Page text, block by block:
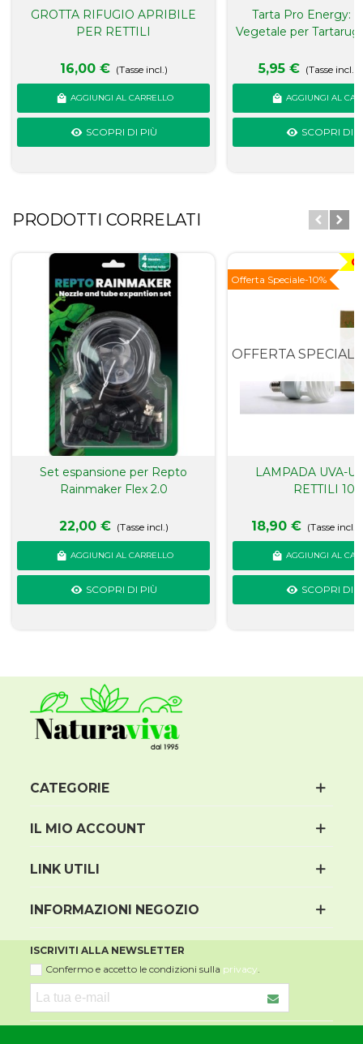
GROTTA RIFUGIO APRIBILE
PER RETTILI
16,00 € (Tasse incl.)
AGGIUNGI AL CARRELLO
SCOPRI DI PIÙ
Tarta Pro Energy:
Vegetale per
5,95 € (Tasse incl.)
AGGIUNGI AL
SCOPRI DI
PRODOTTI CORRELATI
Set espansione per Repto
Rainmaker Flex 2.0
22,00 € (Tasse incl.)
AGGIUNGI AL CARRELLO
SCOPRI DI PIÙ
Offerta Speciale-10%
OFFERTA
LAMPADA UVA-
RETTILI
18,90 € (Tasse incl.)
AGGIUNGI AL
SCOPRI DI
CATEGORIE
IL MIO ACCOUNT
LINK UTILI
INFORMAZIONI NEGOZIO
ISCRIVITI ALLA NEWSLETTER
Confermo e accetto le condizioni sulla privacy.